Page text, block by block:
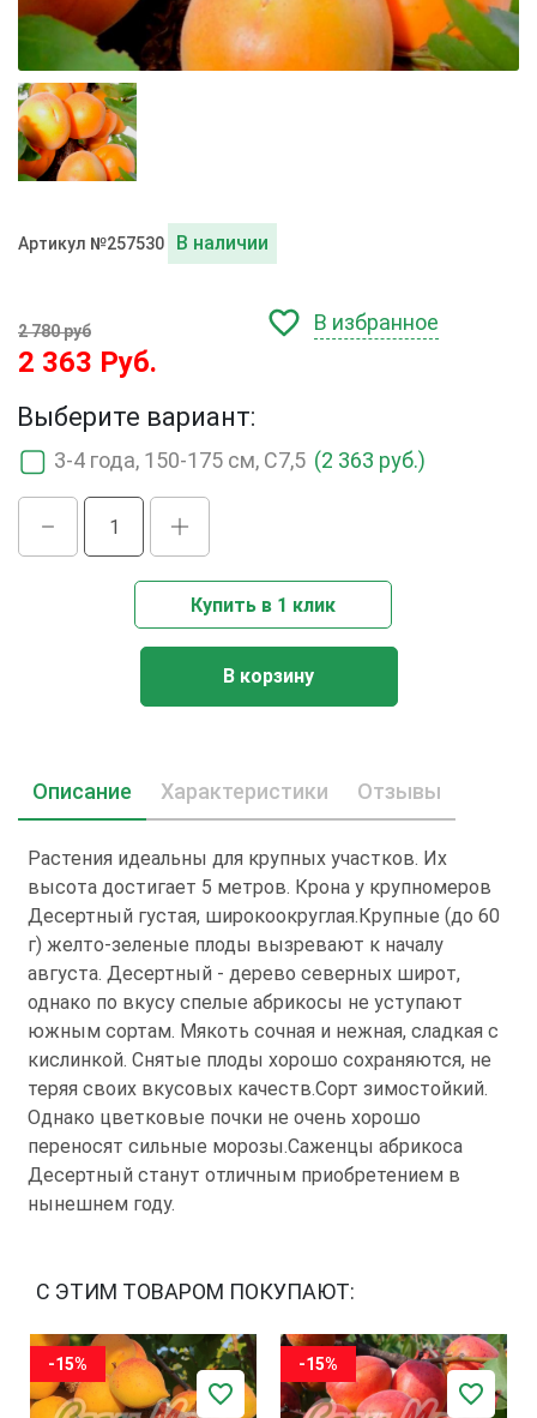
Артикул №257530 В наличии
2 780 руб
2 363 Руб.
В избранное
Выберите вариант:
3-4 года, 150-175 см, С7,5 (2 363 руб.)
Купить в 1 клик
В корзину
Описание Характеристики Отзывы
Растения идеальны для крупных участков. Их
высота достигает 5 метров. Крона у крупномеров
Десертный густая, широкоокруглая.Крупные (до 60
г) желто-зеленые плоды вызревают к началу
августа. Десертный - дерево северных широт,
однако по вкусу спелые абрикосы не уступают
южным сортам. Мякоть сочная и нежная, сладкая с
кислинкой. Снятые плоды хорошо сохраняются, не
теряя своих вкусовых качеств.Сорт зимостойкий.
Однако цветковые почки не очень хорошо
переносят сильные морозы.Саженцы абрикоса
Десертный станут отличным приобретением в
нынешнем году.
С ЭТИМ ТОВАРОМ ПОКУПАЮТ:
-15% -15%